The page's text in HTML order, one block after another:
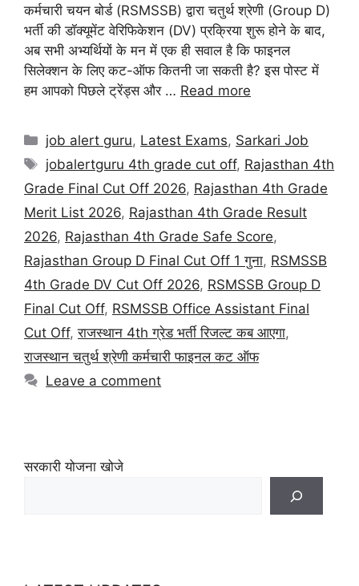
कर्मचारी चयन बोर्ड (RSMSSB) द्वारा चतुर्थ श्रेणी (Group D)
भर्ती की डॉक्यूमेंट वेरिफिकेशन (DV) प्रक्रिया शुरू होने के बाद,
अब सभी अभ्यर्थियों के मन में एक ही सवाल है कि फाइनल
सिलेक्शन के लिए कट-ऑफ कितनी जा सकती है? इस पोस्ट में
हम आपको पिछले ट्रेंड्स और … Read more
job alert guru, Latest Exams, Sarkari Job
jobalertguru 4th grade cut off, Rajasthan 4th
Grade Final Cut Off 2026, Rajasthan 4th Grade
Merit List 2026, Rajasthan 4th Grade Result
2026, Rajasthan 4th Grade Safe Score,
Rajasthan Group D Final Cut Off 1 गुना, RSMSSB
4th Grade DV Cut Off 2026, RSMSSB Group D
Final Cut Off, RSMSSB Office Assistant Final
Cut Off,राजस्थान 4th ग्रेड भर्ती रिजल्ट कब आएगा,
राजस्थान चतुर्थ श्रेणी कर्मचारी फाइनल कट ऑफ
Leave a comment
सरकारी योजना खोजे